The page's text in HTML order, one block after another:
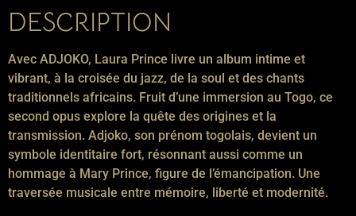
DESCRIPTION
Avec ADJOKO, Laura Prince livre un album intime et
vibrant, à la croisée du jazz, de la soul et des chants
traditionnels africains. Fruit d’une immersion au Togo, ce
second opus explore la quête des origines et la
transmission. Adjoko, son prénom togolais, devient un
symbole identitaire fort, résonnant aussi comme un
hommage à Mary Prince, figure de l’émancipation. Une
traversée musicale entre mémoire, liberté et modernité.